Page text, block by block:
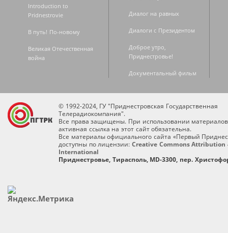
Introduction to
Pridnestrovie
В путь! По-новому
Великая Отечественная
война
Диалог на равных
Диалоги с Президентом
Доброе утро,
Приднестровье!
Документальный фильм
© 1992-2024, ГУ "Приднестровская Государственная
Телерадиокомпания".
Все права защищены. При использовании
активная ссылка на этот сайт обязательна.
Все материалы официального сайта «Первый
доступны по лицензии: Creative Commons Attribution
International
Приднестровье, Тирасполь, MD-3300, пер.